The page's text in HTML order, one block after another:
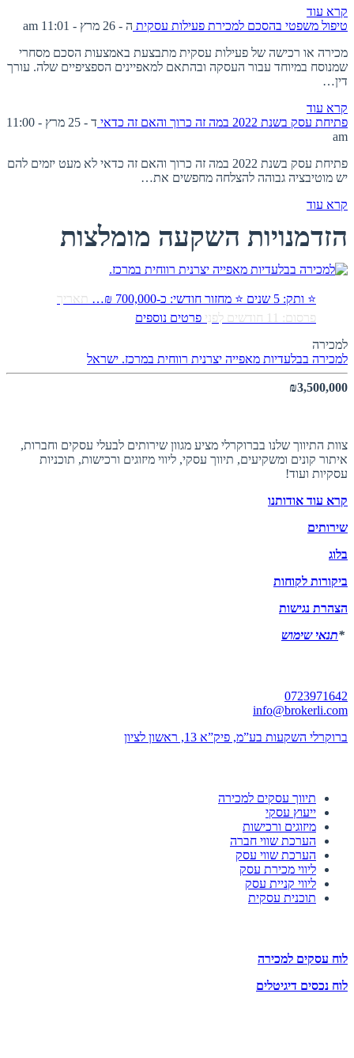
קרא עוד
טיפול משפטי בהסכם למכירת פעילות עסקית ה - 26 מרץ - 11:01 am
מכירה או רכישה של פעילות עסקית מתבצעת באמצעות הסכם מסחרי
שמנוסח במיוחד עבור העסקה ובהתאם למאפיינים הספציפיים שלה. עורך
דין…
קרא עוד
פתיחת עסק בשנת 2022 במה זה כרוך והאם זה כדאי
ד - 25 מרץ - 11:00
am
פתיחת עסק בשנת 2022 במה זה כרוך והאם זה כדאי לא מעט יזמים להם
יש מוטיבציה גבוהה להצלחה מחפשים את…
קרא עוד
הזדמנויות השקעה מומלצות
⭐ ותק: 5 שנים ⭐ מחזור חודשי: כ-700,000 ₪…
תאריך
פרסום: 11 חודשים לִפנֵי
פרטים נוספים
למכירה
למכירה בבלעדיות מאפייה יצרנית רווחית במרכז. ישראל
₪3,500,000
צוות התיווך שלנו בברוקרלי מציע מגוון שירותים לבעלי עסקים וחברות,
איתור קונים ומשקיעים, תיווך עסקי, ליווי מיזוגים ורכישות, תוכניות
עסקיות ועוד!
קרא עוד אודותנו
שירותים
בלוג
ביקורות לקוחות
הצהרת נגישות
*תנאי שימוש
0723971642
info@brokerli.com
ברוקרלי השקעות בע”מ, פיק”א 13, ראשון לציון
תיווך עסקים למכירה
ייעוץ עסקי
מיזוגים ורכישות
הערכת שווי חברה
הערכת שווי עסק
ליווי מכירת עסק
ליווי קניית עסק
תוכנית עסקית
לוח עסקים למכירה
לוח נכסים דיגיטלים